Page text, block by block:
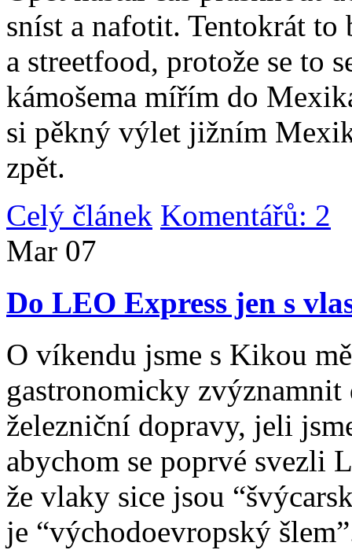
sníst a nafotit. Tentokrát
a streetfood, protože se to
kámošema mířím do
si pěkný výlet jižním
zpět.
Celý článek Komentářů: 2
Mar 07
Do LEO Express jen s
O víkendu jsme s Kikou
gastronomicky
železniční dopravy, jeli
abychom se poprvé svezli
že vlaky sice jsou
je “východoevropský